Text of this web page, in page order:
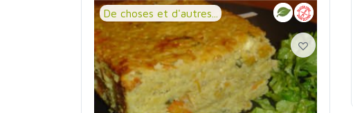
De choses et d'autres...